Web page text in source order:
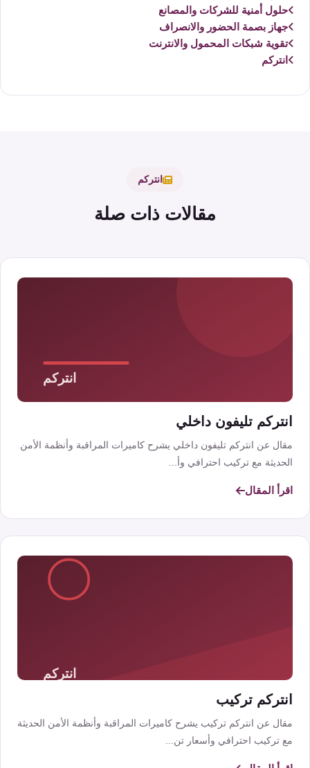
حلول أمنية للشركات والمصانع
جهاز بصمة الحضور والانصراف
تقوية شبكات المحمول والانترنت
انتركم
انتركم
مقالات ذات صلة
انتركم تليفون داخلي
مقال عن انتركم تليفون داخلي يشرح كاميرات المراقبة وأنظمة الأمن
الحديثة مع تركيب احترافي وأ...
اقرأ المقال
انتركم تركيب
مقال عن انتركم تركيب يشرح كاميرات المراقبة وأنظمة الأمن الحديثة
مع تركيب احترافي وأسعار تن...